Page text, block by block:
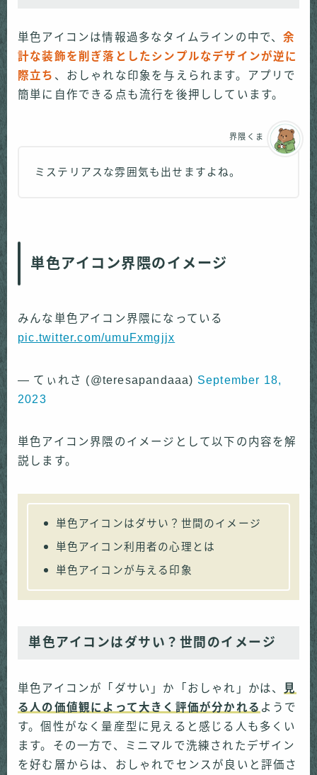
単色アイコンは情報過多なタイムラインの中で、余
計な装飾を削ぎ落としたシンプルなデザインが逆に
際立ち 、おしゃれな印象を与えられます。アプリで
簡単に自作できる点も流行を後押ししています。
ミステリアスな雰囲気も出せますよね。
界隈くま
単色アイコン界隈のイメージ
みんな単色アイコン界隈になっている
pic.twitter.com/umuFxmgjjx
— てぃれさ (@teresapandaaa) September 18,
2023
単色アイコン界隈のイメージとして以下の内容を解
説します。
単色アイコンはダサい？世間のイメージ
単色アイコン利用者の心理とは
単色アイコンが与える印象
単色アイコンはダサい？世間のイメージ
単色アイコンが「ダサい」か「おしゃれ」かは、 見
る人の価値観によって大きく評価が分かれる ようで
す。個性がなく量産型に見えると感じる人も多くい
ます。その一方で、ミニマルで洗練されたデザイン
を好む層からは、おしゃれでセンスが良いと評価さ